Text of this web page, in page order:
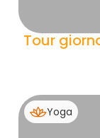
Tour
Yoga